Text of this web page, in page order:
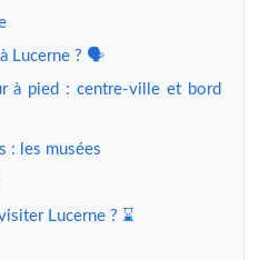
Lucerne ? 🗣️
à pied : centre-ville et bord
: les musées
Lucerne ? ⌛